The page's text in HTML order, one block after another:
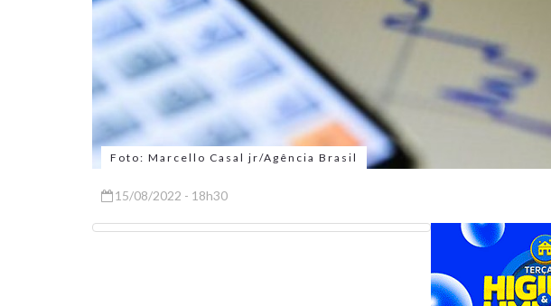
Foto: Marcello Casal jr/Agência Brasil
15/08/2022 - 18h30